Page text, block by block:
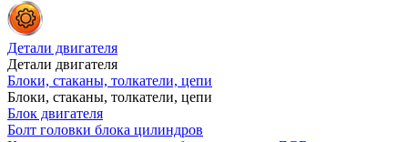
Детали двигателя
Детали двигателя
Блоки, стаканы, толкатели, цепи
Блоки, стаканы, толкатели, цепи
Блок двигателя
Болт головки блока цилиндров